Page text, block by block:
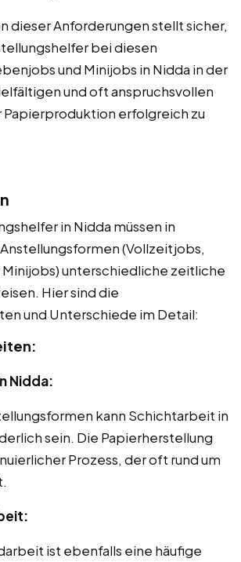
dieser Anforderungen stellt sicher,
bei diesen
und Minijobs in Nidda in der
und oft anspruchsvollen
Papierproduktion erfolgreich zu
in Nidda müssen in
(Vollzeitjobs,
unterschiedliche zeitliche
Hier sind die
und Unterschiede im Detail:
Nidda:
kann Schichtarbeit in
sein. Die Papierherstellung
Prozess, der oft rund um
ist ebenfalls eine häufige